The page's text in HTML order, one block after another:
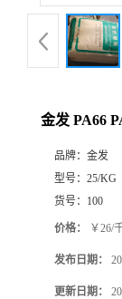
金发 PA66
品牌： 金发
型号： 25/KG
货号： 100
价格： ￥26/
发布日期：
更新日期：